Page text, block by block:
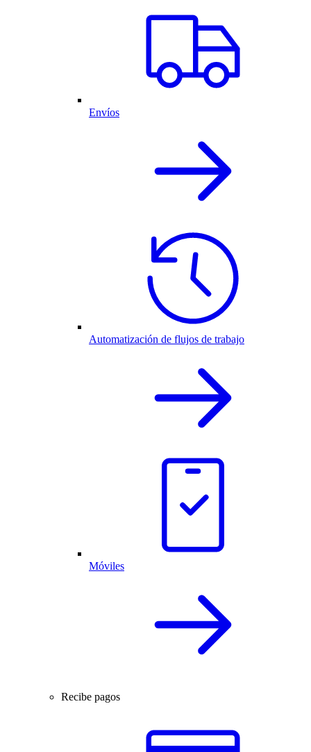
Envíos
Automatización de flujos de trabajo
Móviles
Recibe pagos